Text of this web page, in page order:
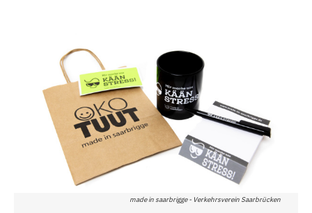
made in saarbrigge - Verkehrsverein Saarbrücken